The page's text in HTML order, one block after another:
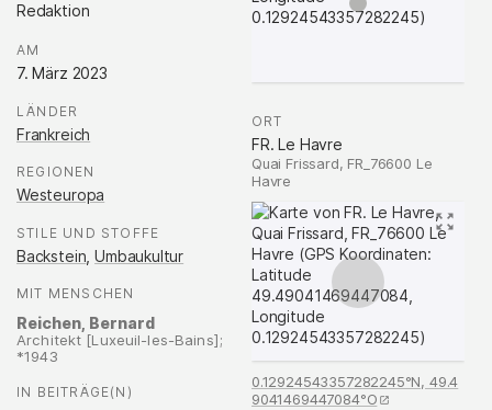
Redaktion
AM
7. März 2023
LÄNDER
Frankreich
REGIONEN
Westeuropa
STILE UND STOFFE
Backstein ,Umbaukultur
MIT MENSCHEN
Reichen, Bernard
Architekt [Luxeuil-les-Bains];
*1943
IN BEITRÄGE(N)
ORT
FR. Le Havre
Quai Frissard, FR_76600 Le
Havre
0.12924543357282245°N, 49.4
9041469447084°O